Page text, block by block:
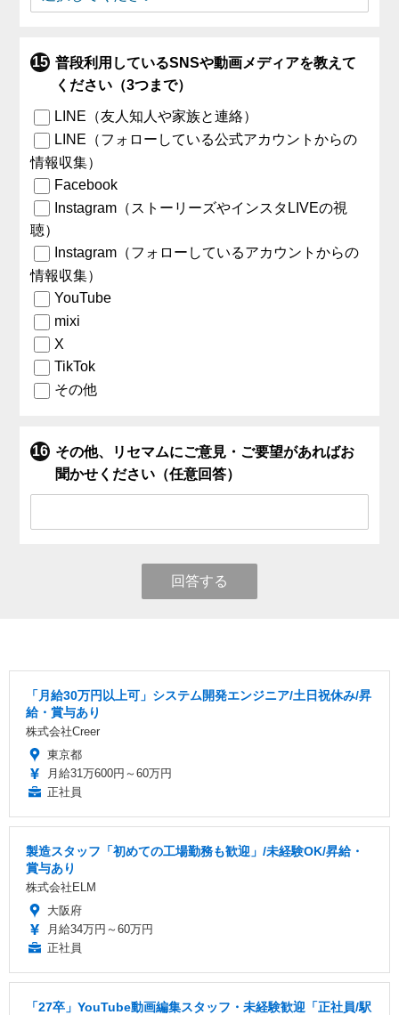
普段利用しているSNSや動画メディアを教えて
ください（3つまで）
LINE（友人知人や家族と連絡）
LINE（フォローしている公式アカウントからの
情報収集）
Facebook
Instagram（ストーリーズやインスタLIVEの視
聴）
Instagram（フォローしているアカウントからの
情報収集）
YouTube
mixi
X
TikTok
その他
その他、リセマムにご意見・ご要望があればお
聞かせください（任意回答）
回答する
「月給30万円以上可」システム開発エンジニア/土日祝休み/昇
給・賞与あり
株式会社Creer
東京都
月給31万600円～60万円
正社員
製造スタッフ「初めての工場勤務も歓迎」/未経験OK/昇給・
賞与あり
株式会社ELM
大阪府
月給34万円～60万円
正社員
「27卒」YouTube動画編集スタッフ・未経験歓迎「正社員/駅